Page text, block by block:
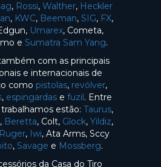
, Rossi, Walther, Heckler
, KWC, Beeman, SIG, FX,
Umarex, Cometa,
e Sumatra Sam Yang.
com as principais
e internacionais de
como pistolas, revólver,
, espingardas e fuzil. Entre
estão: Taurus,
, Beretta, Colt, Glock, Yildiz,
Ruger, Iwi, Ata Arms, Sccy
, Savage e Mossberg.
da Casa do Tiro